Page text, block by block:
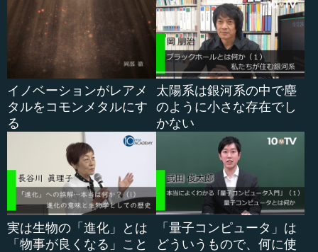
イノベーションがレアメ
タルをコモンメタルにす
る
太陽系は銀河系の中で塵
のように小さな存在でし
かない
実は生物の「進化」とは
「物事が良くなる」こと
「量子コンピュータ」は
どういうもので、何に使